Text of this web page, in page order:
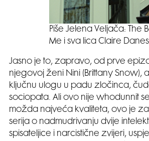
Piše Jelena Veljača: The
Me i sva lica Claire Danes
Jasno je to, zapravo, od prve
njegovoj ženi Nini (Brittany Snow),
ključnu ulogu u padu zločinca,
sociopata. Ali ovo nije whodunnit
možda najveća kvaliteta, ovo je
serija o nadmudrivanju dvije
spisateljice i narcistične zvijeri,